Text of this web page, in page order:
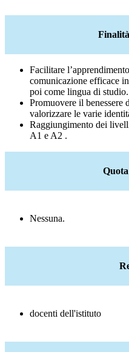
Facilitare
comunicazione efficace
poi come lingua di studio.
Promuovere il benessere
valorizzare le varie
Raggiungimento dei
A1 e A2 .
Nessuna.
docenti dell'istituto